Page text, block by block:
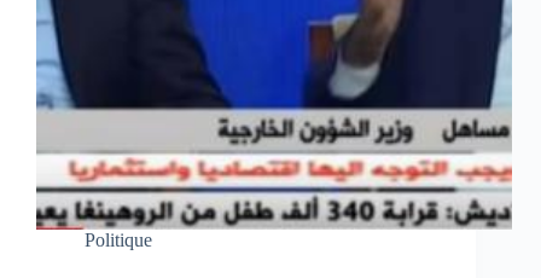
Politique